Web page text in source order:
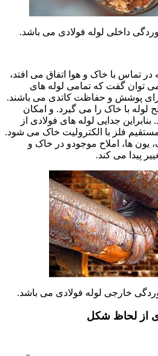
داخلی لوله فولادی می باشد.
تماس با خاک و هوا اتفاق می افتد،
توان گفت که تمامی لوله های
پوشش و حفاظت کاتدی می باشند.
با خاک را می گیرد. و امکان
جدایی لوله های فولادی از
فلز با الکترولیت خاک می شود.
یون ها، املاح موجودو در خاک و
پیدا می کند.
خارجی لوله فولادی می باشد.
از لحاظ شکل